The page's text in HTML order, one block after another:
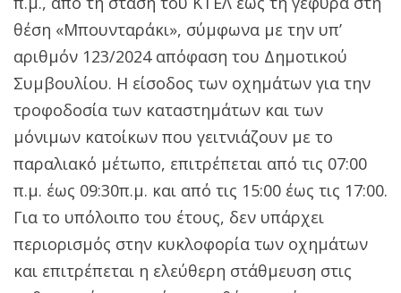
θέση «Μπουνταράκι», σύμφωνα με την υπ’
αριθμόν 123/2024 απόφαση του Δημοτικού
Συμβουλίου. Η είσοδος των οχημάτων για την
τροφοδοσία των καταστημάτων και των
μόνιμων κατοίκων που γειτνιάζουν με το
παραλιακό μέτωπο, επιτρέπεται από τις 07:00
π.μ. έως 09:30π.μ. και από τις 15:00 έως τις 17:00.
Για το υπόλοιπο του έτους, δεν υπάρχει
περιορισμός στην κυκλοφορία των οχημάτων
και επιτρέπεται η ελεύθερη στάθμευση στις